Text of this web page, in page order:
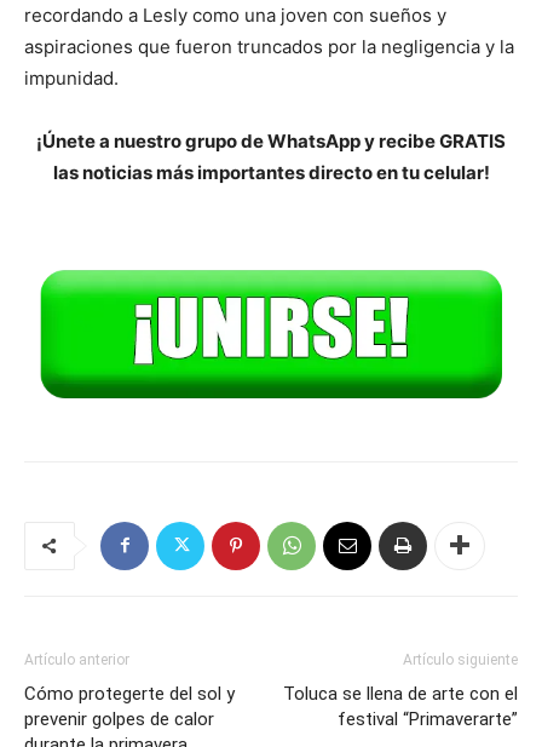
recordando a Lesly como una joven con sueños y
aspiraciones que fueron truncados por la negligencia y la
impunidad.
¡Únete a nuestro grupo de WhatsApp y recibe GRATIS
las noticias más importantes directo en tu celular!
Artículo anterior
Cómo protegerte del sol y
prevenir golpes de calor
Artículo siguiente
Toluca se llena de arte con el
festival “Primaverarte”